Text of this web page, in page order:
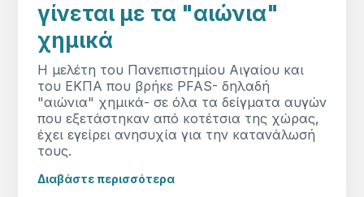
γίνεται με τα "αιώνια"
χημικά
Η μελέτη του Πανεπιστημίου Αιγαίου και
του ΕΚΠΑ που βρήκε PFAS- δηλαδή
"αιώνια" χημικά- σε όλα τα δείγματα αυγών
που εξετάστηκαν από κοτέτσια της χώρας,
έχει εγείρει ανησυχία για την κατανάλωσή
τους.
Διαβάστε περισσότερα